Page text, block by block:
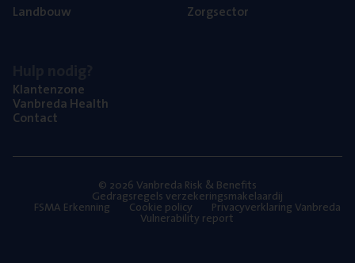
Land­bouw
Zorg­sec­tor
Klan­ten­zo­ne
Van­b­re­da Health
Con­tact
© 2026 Vanbreda Risk & Benefits
Gedragsregels verzekeringsmakelaardij
FSMA Erkenning Cookie policy Privacyverklaring Vanbreda
Vulnerability report